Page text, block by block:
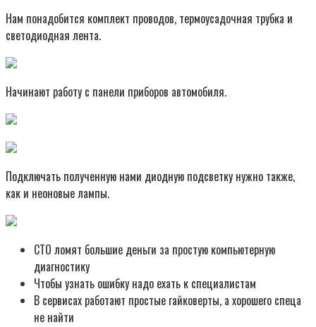
Нам понадобится комплект проводов, термоусадочная трубка и
светодиодная лента.
Начинают работу с панели приборов автомобиля.
Подключать полученную нами диодную подсветку нужно также,
как и неоновые лампы.
СТО ломят большие деньги за простую компьютерную
диагностику
Чтобы узнать ошибку надо ехать к специалистам
В сервисах работают простые гайковерты, а хорошего спеца
не найти